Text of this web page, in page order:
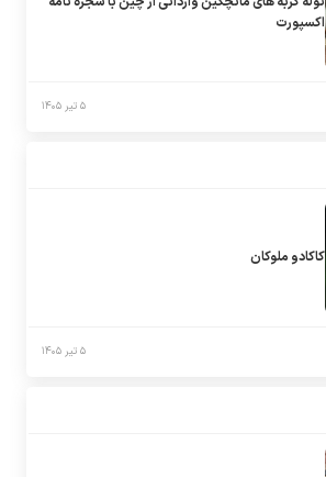
اکسپورت
۵ تیر ۱۴۰۵
کاکادو ملوکان
۵ تیر ۱۴۰۵